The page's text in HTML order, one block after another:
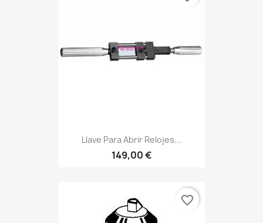
Llave Para Abrir Relojes...
149,00 €
favorite_border